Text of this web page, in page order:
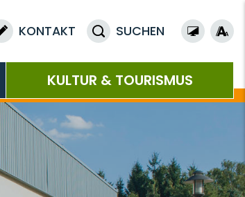
KONTAKT SUCHEN
KULTUR & TOURISMUS